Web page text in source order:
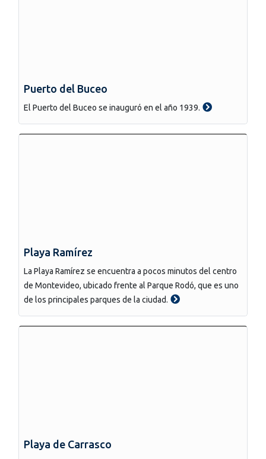
Puerto del Buceo
El Puerto del Buceo se inauguró en el año 1939.
Playa Ramírez
La Playa Ramírez se encuentra a pocos minutos del centro
de Montevideo, ubicado frente al Parque Rodó, que es uno
de los principales parques de la ciudad.
Playa de Carrasco